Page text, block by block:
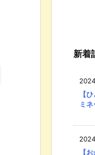
新着
【
ミ
【